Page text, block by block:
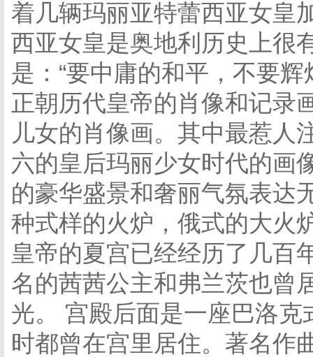
着几辆玛丽亚特蕾西亚女皇
西亚女皇是奥地利历史上很
是：“要中庸的和平，不要
正朝历代皇帝的肖像和记录
儿女的肖像画。其中最惹人
六的皇后玛丽少女时代的画
的豪华盛景和奢丽气氛表达
种式样的火炉，俄式的大火
皇帝的夏宫已经经历了几百
名的茜茜公主和弗兰茨也曾
光。 宫殿后面是一座巴洛
时都曾在宫里居住。著名作